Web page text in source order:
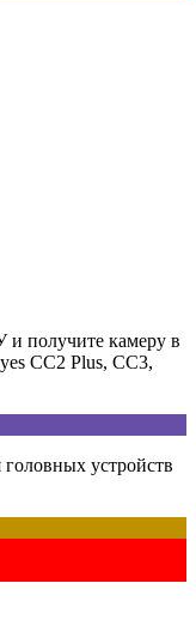
получите камеру в
CC2 Plus, CC3,
устройств